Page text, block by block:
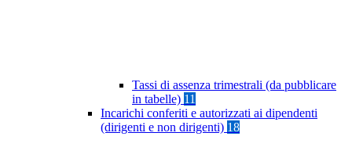
Tassi di assenza trimestrali (da pubblicare
in tabelle) 11
Incarichi conferiti e autorizzati ai dipendenti
(dirigenti e non dirigenti) 18